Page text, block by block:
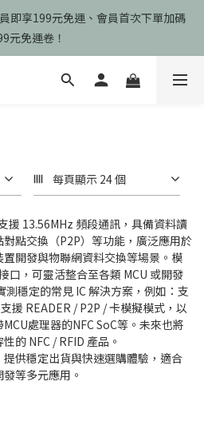
即享199元免運、會員首次下單加碼
元免運卷！
即享199元免運、會員首次下單加碼
元免運卷！
品皆為台灣現貨、含稅可打統編
即享199元免運、會員首次下單加碼
每頁顯示 24 個
援 13.56MHz 頻段通訊，具備資料讀
點交換（P2P）等功能，廣泛應用於
開發與物聯網資料交換等場景。模
口，可靈活整合至各類 MCU 或開發
穩定的常見 IC 解決方案，例如：支
援 READER / P2P / 卡模擬模式，以
處理器的NFC SoC等。未來也將
的 NFC / RFID 產品。
供穩定出貨與快速選購體驗，適合
等多元應用。